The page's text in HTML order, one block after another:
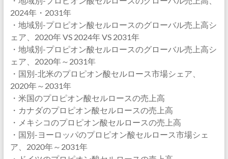
2024年・2031年
・地域別-プロピオン酸セルロースのグローバル売上高シ
ェア、2020年 VS 2024年 VS 2031年
・地域別-プロピオン酸セルロースのグローバル売上高シ
ェア、2020年～2031年
・国別-北米のプロピオン酸セルロース市場シェア、
2020年～2031年
・米国のプロピオン酸セルロースの売上高
・カナダのプロピオン酸セルロースの売上高
・メキシコのプロピオン酸セルロースの売上高
・国別-ヨーロッパのプロピオン酸セルロース市場シェ
ア、2020年～2031年